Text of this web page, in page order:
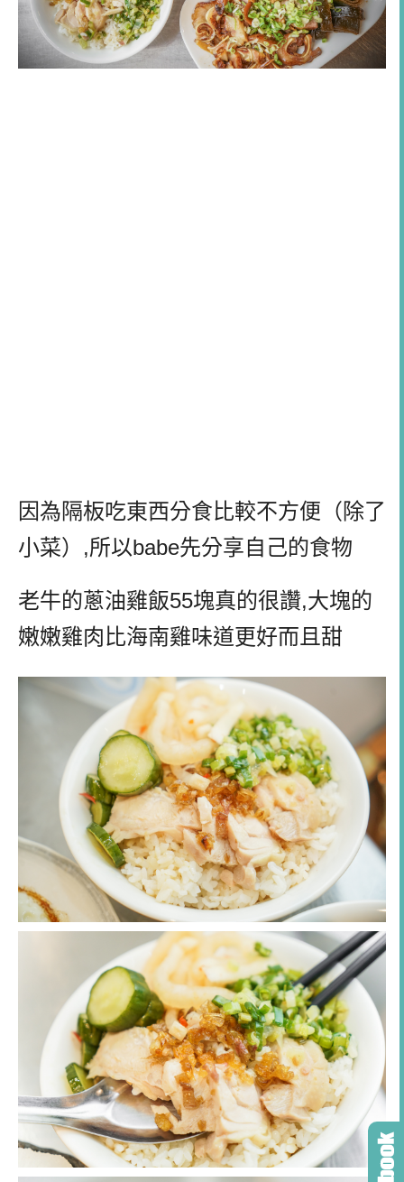
因為隔板吃東西分食比較不方便（除了
小菜）,所以babe先分享自己的食物
老牛的蔥油雞飯55塊真的很讚,大塊的
嫩嫩雞肉比海南雞味道更好而且甜